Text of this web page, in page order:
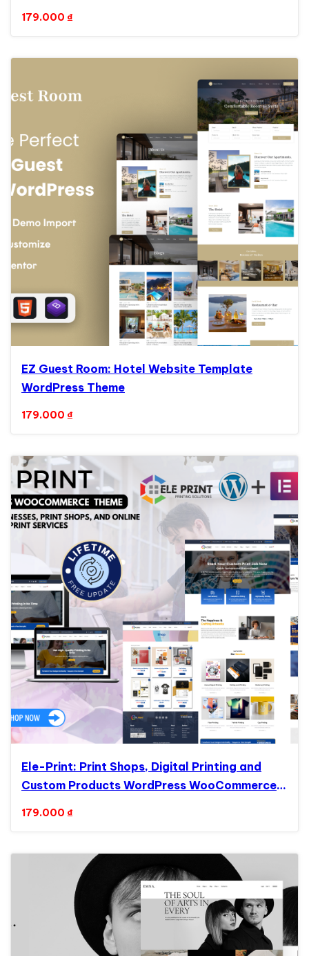
179.000 ₫
EZ Guest Room: Hotel Website Template
WordPress Theme
179.000 ₫
Ele-Print: Print Shops, Digital Printing and
Custom Products WordPress WooCommerce
179.000 ₫